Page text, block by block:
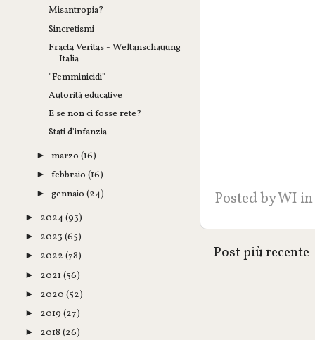
Posted byWI
Post più recente
Misantropia?
Sincretismi
Fracta Veritas - Weltanschauung
Italia
"Femminicidi"
Autorità educative
E se non ci fosse rete?
Stati d'infanzia
►marzo(16)
►febbraio(16)
►gennaio(24)
► 2024(93)
► 2023 (65)
► 2022 (78)
► 2021 (56)
► 2020 (52)
► 2019 (27)
► 2018 (26)